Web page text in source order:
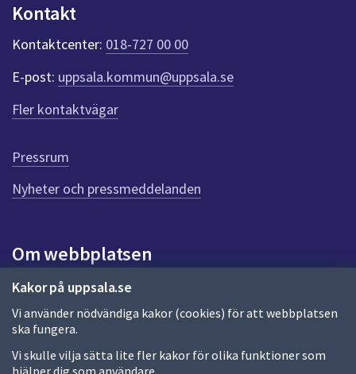
Kakor på uppsala.se
Vi använder nödvändiga kakor (cookies) för att webbplatsen
ska fungera.
Vi skulle vilja sätta lite fler kakor för olika funktioner som
hjälper dig som användare.
k
t
e
r
f
ö
r
e
n
n
a
d
a
Kontakt
Kontaktcenter: 018-727 00 00
E-post: uppsala.kommun@uppsala.se
Fler kontaktvägar
Pressrum
Nyheter och pressmeddelanden
Om webbplatsen
Om webbplatsen
Allmänna handlingar och diarium
Behandling av personuppgifter